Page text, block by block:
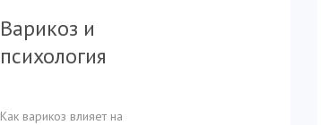
Варикоз и
психология
Как варикоз влияет на
психология
геморроя
Тренировки для
тонуса вен
Профилактика варикоза